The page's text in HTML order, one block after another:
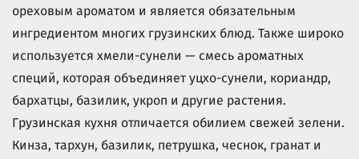
ореховым ароматом и является обязательным
ингредиентом многих грузинских блюд. Также широко
используется хмели-сунели — смесь ароматных
специй, которая объединяет уцхо-сунели, кориандр,
бархатцы, базилик, укроп и другие растения.
Грузинская кухня отличается обилием свежей зелени.
Кинза, тархун, базилик, петрушка, чеснок, гранат и